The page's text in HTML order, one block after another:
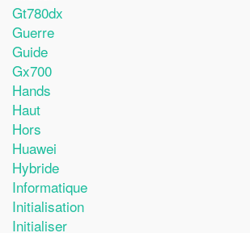
Gt780dx
Guerre
Guide
Gx700
Hands
Haut
Hors
Huawei
Hybride
Informatique
Initialisation
Initialiser